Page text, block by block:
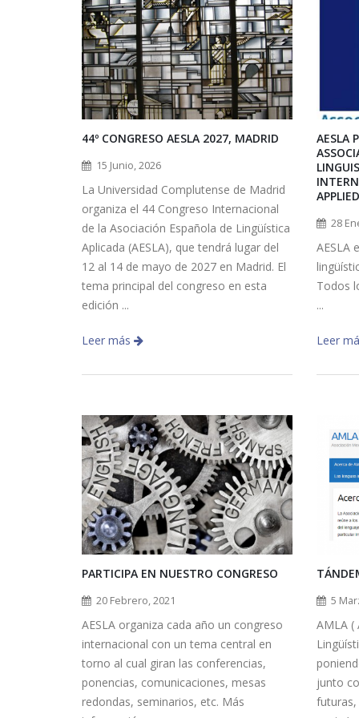
44º CONGRESO AESLA 2027, MADRID
15 Junio, 2026
La Universidad Complutense de Madrid
organiza el 44 Congreso Internacional
de la Asociación Española de Lingüística
Aplicada (AESLA), que tendrá lugar del
12 al 14 de mayo de 2027 en Madrid. El
tema principal del congreso en esta
edición ...
Leer más
AESLA
28
AESLA
Todos
...
Leer
PARTICIPA EN NUESTRO CONGRESO
20 Febrero, 2021
AESLA organiza cada año un congreso
internacional con un tema central en
torno al cual giran las conferencias,
ponencias, comunicaciones, mesas
redondas, seminarios, etc. Más
5
AMLA (
junto
futuras,